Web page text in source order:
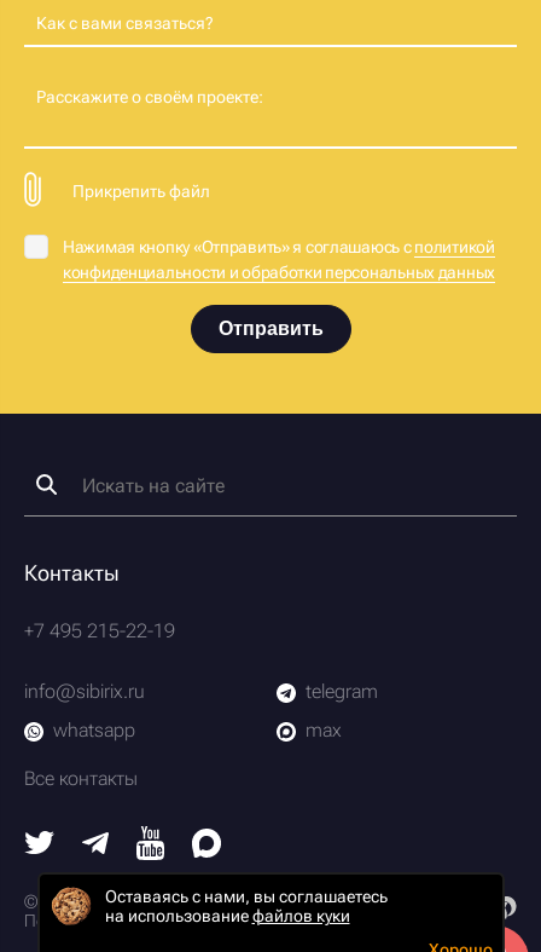
Как с вами связаться?
Расскажите о своём проекте:
Прикрепить файл
Нажимая кнопку «Отправить» я соглашаюсь сполитикой
конфиденциальности и обработки персональных данных
Отправить
Оставаясь с нами, вы соглашаетесь
на использованиефайлов куки
Контакты
+7 495 215-22-19
info@sibirix.ru
telegram
whatsapp
max
Все контакты
© 2003-2026 Scrum-студия Сибирикс
Политика конфиденциальности